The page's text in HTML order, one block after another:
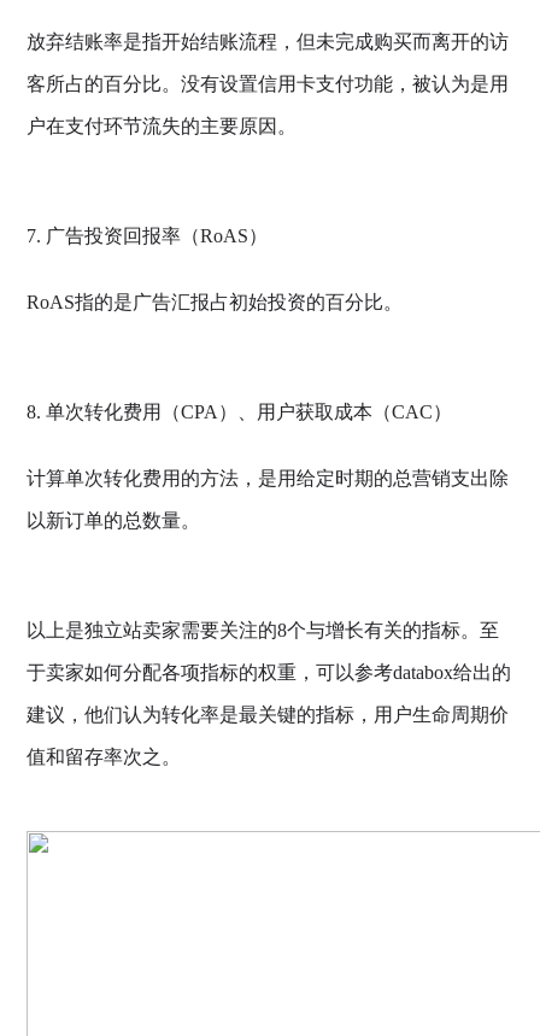
放弃结账率是指开始结账流程，但未完成购买而离开的访
客所占的百分比。没有设置信用卡支付功能，被认为是用
户在支付环节流失的主要原因。
7. 广告投资回报率（RoAS）
RoAS指的是广告汇报占初始投资的百分比。
8. 单次转化费用（CPA）、用户获取成本（CAC）
计算单次转化费用的方法，是用给定时期的总营销支出除
以新订单的总数量。
以上是独立站卖家需要关注的8个与增长有关的指标。至
于卖家如何分配各项指标的权重，可以参考databox给出的
建议，他们认为转化率是最关键的指标，用户生命周期价
值和留存率次之。